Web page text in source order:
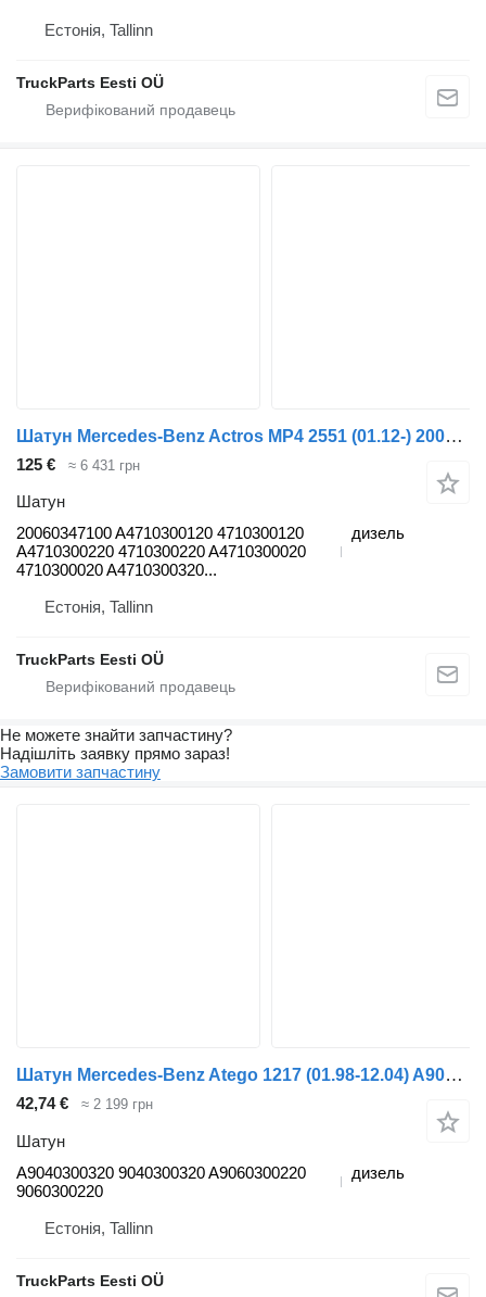
Естонія, Tallinn
TruckParts Eesti OÜ
Шатун Mercedes-Benz Actros MP4 2551 (01.12-) 20060347100 до тягача Mercedes-Benz Actros MP4 Antos Arocs (2012-)
125 € ≈ 6 431 грн
Шатун
20060347100 A4710300120 4710300120
A4710300220 4710300220 A4710300020
4710300020 A4710300320...
дизель
Естонія, Tallinn
TruckParts Eesti OÜ
Не можете знайти запчастину?
Надішліть заявку прямо зараз!
Замовити запчастину
Шатун Mercedes-Benz Atego 1217 (01.98-12.04) A9040300320 до тягача Mercedes-Benz Atego, Atego 2, Atego 3 (1996-)
42,74 € ≈ 2 199 грн
Шатун
A9040300320 9040300320 A9060300220
9060300220
дизель
Естонія, Tallinn
TruckParts Eesti OÜ